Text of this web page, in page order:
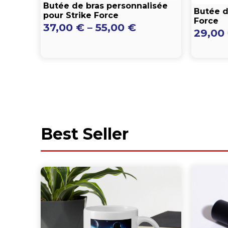
Butée de bras personnalisée
pour Strike Force
37,00 € – 55,00 €Preisspanne:
Butée
Force
29,00
Best Seller